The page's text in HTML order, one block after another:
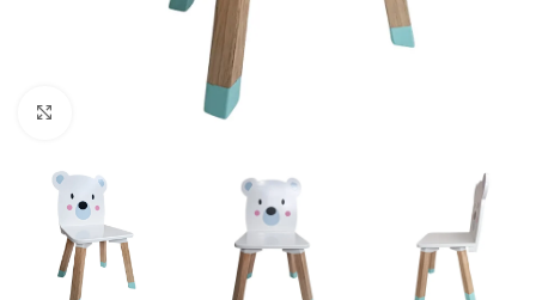
Click para agrandar